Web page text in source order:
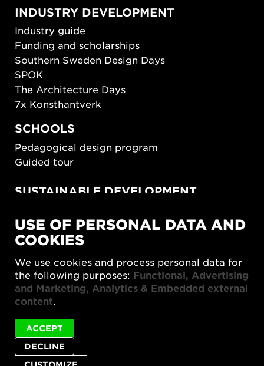
INDUSTRY DEVELOPMENT
Industry guide
Funding and scholarships
Southern Sweden Design Days
SPOK
The Architecture Days
7x Konsthantverk
SCHOOLS
Pedagogical design program
Guided tour
SUSTAINABLE DEVELOPMENT
SUSTAINORDIC
Share Future Living
What Matter_s
Privacy policy
Cookie settings
USE OF PERSONAL DATA AND
COOKIES
We use cookies and process personal data for
the following purposes: Functional, Advertising
and Marketing, Analytics & Embedded external
content.
DECLINE
ACCEPT